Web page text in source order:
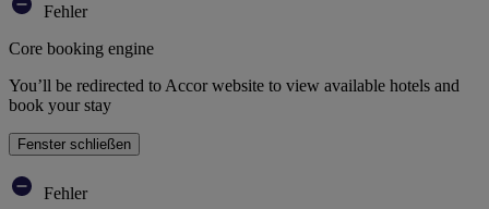
Fehler
Core booking engine
You’ll be redirected to Accor website to view available hotels and
book your stay
Fenster schließen
Fehler